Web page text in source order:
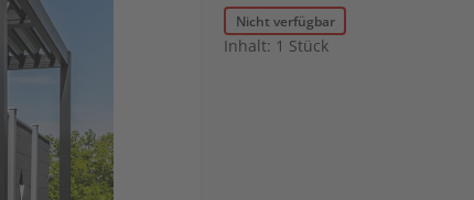
Nicht verfügbar
Inhalt: 1 Stück